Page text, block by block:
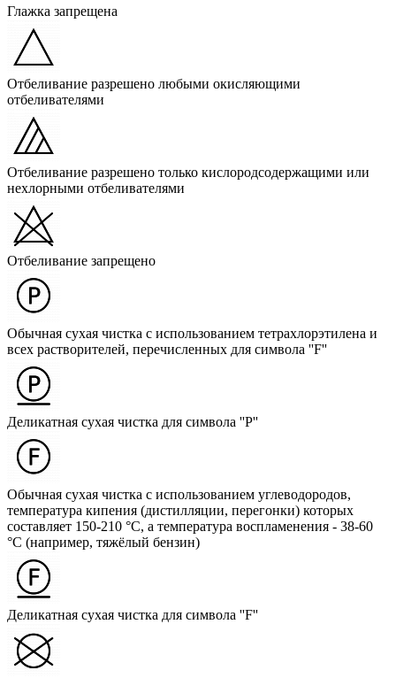
Глажка запрещена
Отбеливание разрешено любыми окисляющими
отбеливателями
Отбеливание разрешено только кислородсодержащими или
нехлорными отбеливателями
Отбеливание запрещено
Обычная сухая чистка с использованием тетрахлорэтилена и
всех растворителей, перечисленных для символа ''F''
Деликатная сухая чистка для символа ''P''
Обычная сухая чистка с использованием углеводородов,
температура кипения (дистилляции, перегонки) которых
составляет 150-210 °C, а температура воспламенения - 38-60
°C (например, тяжёлый бензин)
Деликатная сухая чистка для символа ''F''